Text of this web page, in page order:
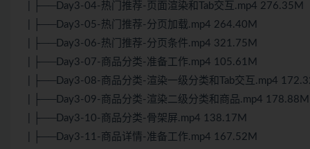
| ├──Day3-04-热门推荐-页面渲染和Tab交互.mp4 276.35M
| ├──Day3-05-热门推荐-分页加载.mp4 264.40M
| ├──Day3-06-热门推荐-分页条件.mp4 321.75M
| ├──Day3-07-商品分类-准备工作.mp4 105.61M
| ├──Day3-08-商品分类-渲染一级分类和Tab交互.mp4
| ├──Day3-09-商品分类-渲染二级分类和商品.mp4 178.88M
| ├──Day3-10-商品分类-骨架屏.mp4 138.17M
| ├──Day3-11-商品详情-准备工作.mp4 167.52M